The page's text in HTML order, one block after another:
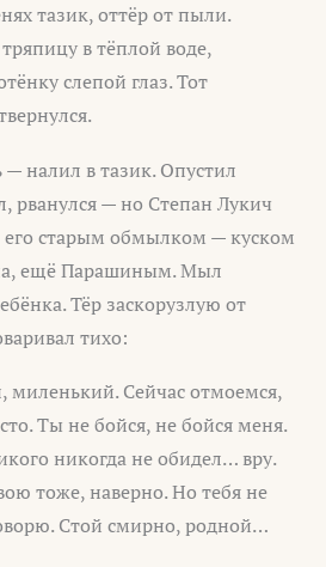
тазик, оттёр от пыли.
в тёплой воде,
слепой глаз. Тот
— налил в тазик. Опустил
рванулся — но Степан Лукич
старым обмылком — куском
ещё Парашиным. Мыл
Тёр заскорузлую от
тихо:
миленький. Сейчас отмоемся,
Ты не бойся, не бойся меня.
никогда не обидел… вру.
тоже, наверно. Но тебя не
Стой смирно, родной…